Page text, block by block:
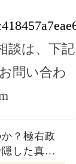
談は、下記
問い合わ
？極右政
した真実